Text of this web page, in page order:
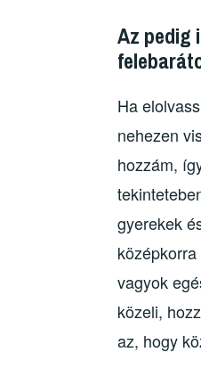
e
b
o
k
o
d
n
Az pedig
Ha
nehezen
hozzám,
gyerekek
vagyok
közeli,
az, hogy